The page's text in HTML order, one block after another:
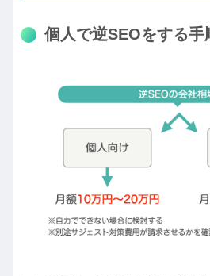
個人で逆SEOをする手